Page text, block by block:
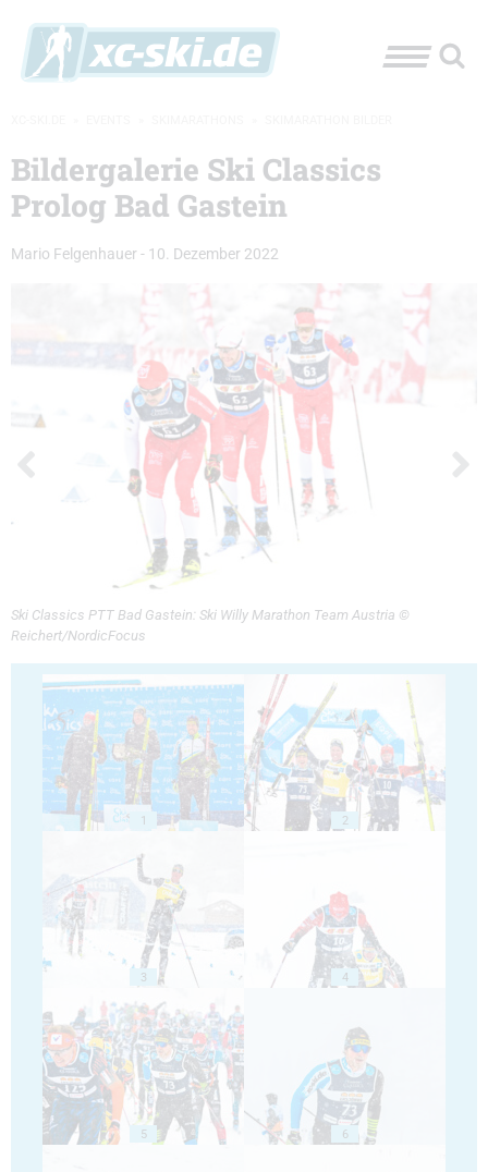
Bildergalerie Ski Classics
Prolog Bad Gastein
Mario Felgenhauer - 10. Dezember 2022
Ski Classics PTT Bad Gastein: Ski Willy Marathon Team Austria ©
Reichert/NordicFocus
1 2
3 4
5 6